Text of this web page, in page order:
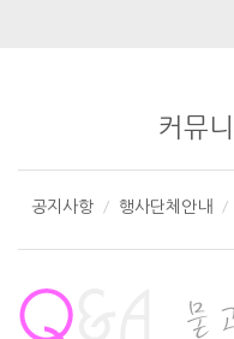
커뮤
공지사항 행사단체안내